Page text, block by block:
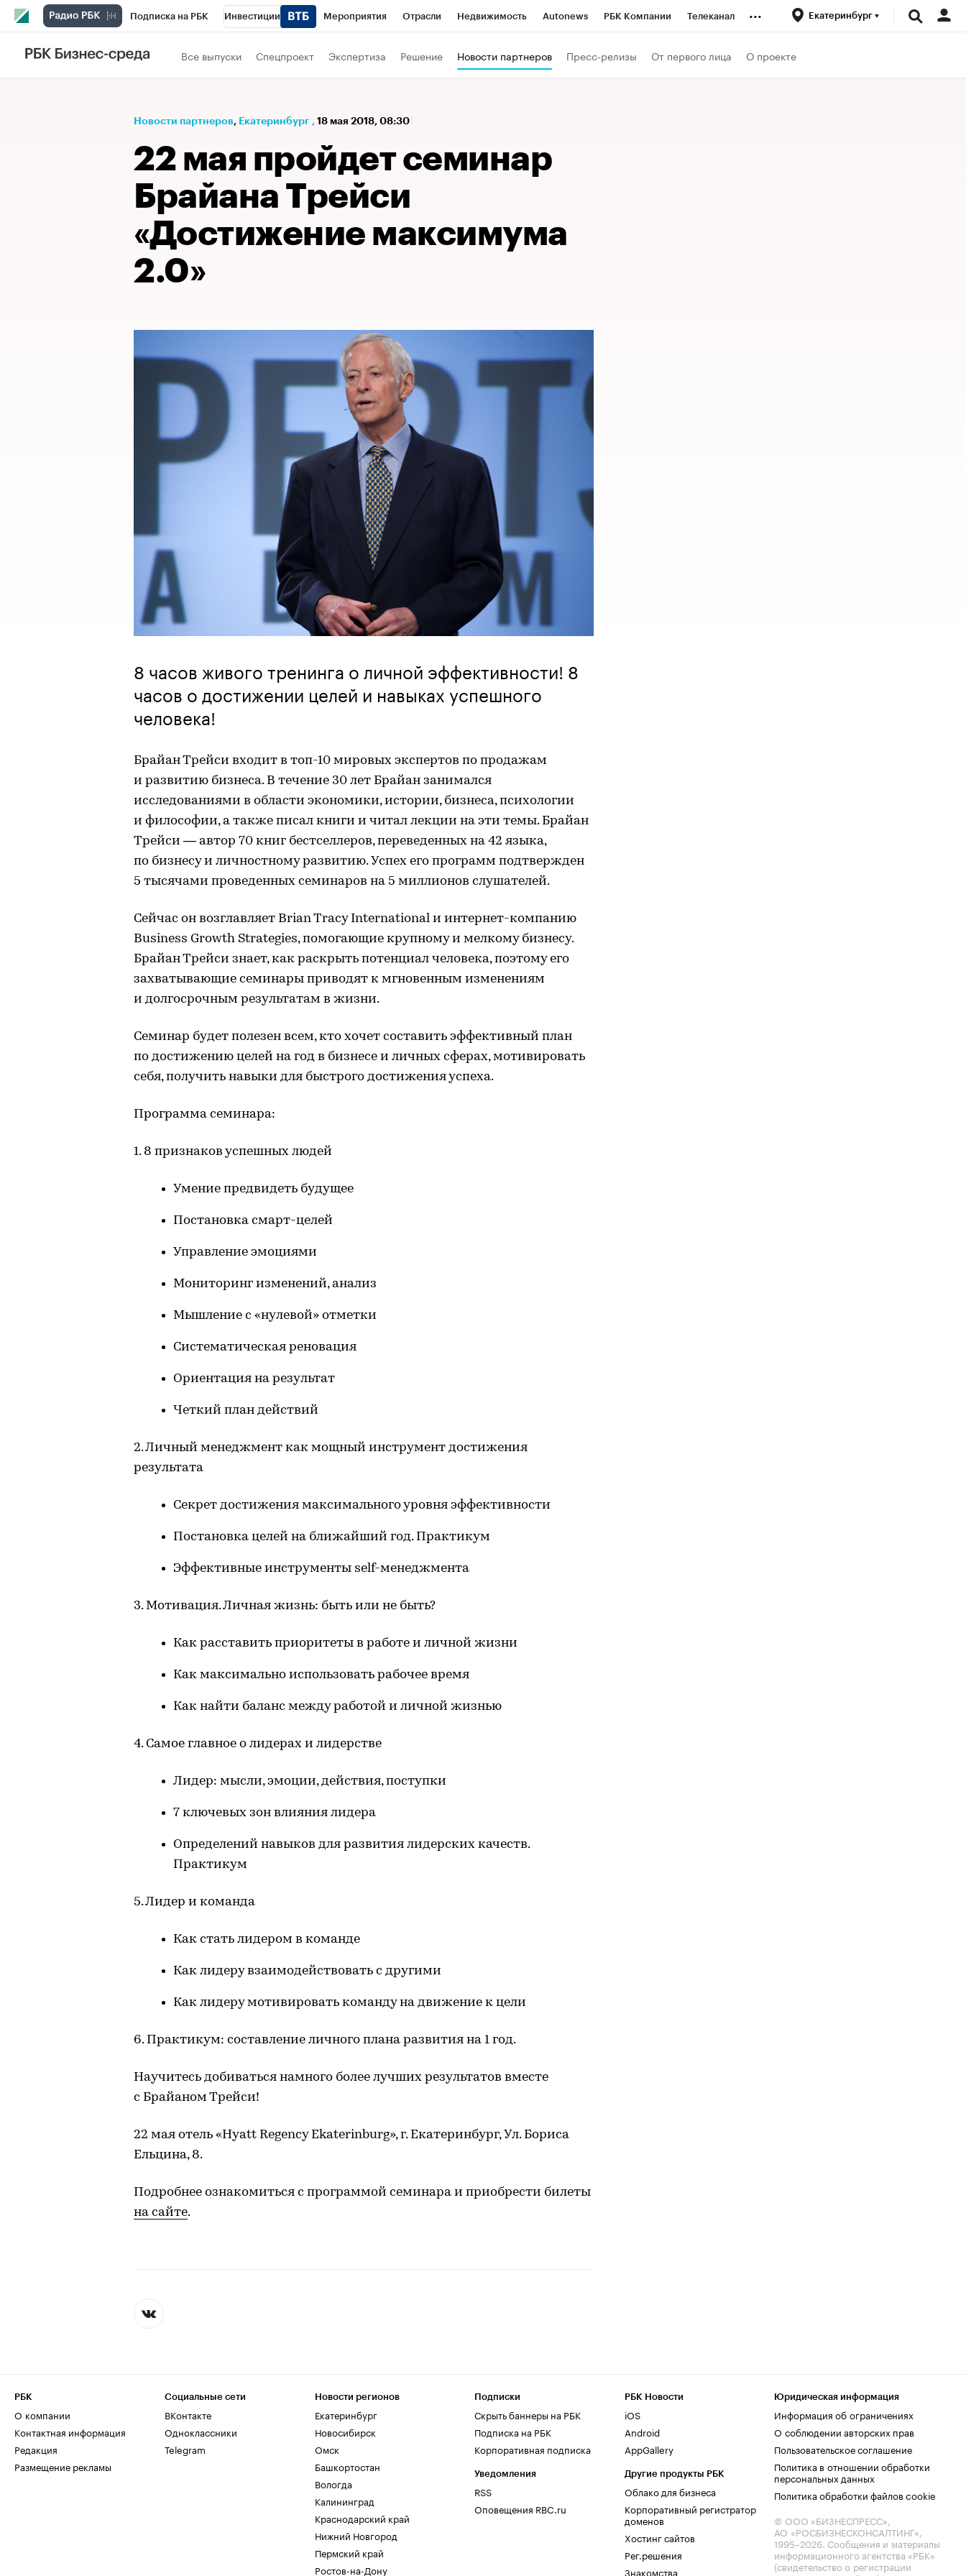
Подписка на РБК Инвестиции Мероприятия Отрасли Недвижимость Autonews РБК Компании Телеканал
РБК Вино
Проверка контрагентов Экономика
... Екатеринбург
Все выпуски Спецпроект Экспертиза Решение Новости партнеров Пресс-релизы От первого лица О проекте
Новости партнеров⁠, Екатеринбург , 18 мая 2018, 08:30
22 мая пройдет семинар
Брайана Трейси
«Достижение максимума
2.0»
8 часов живого тренинга о личной эффективности! 8
часов о достижении целей и навыках успешного
человека!
Брайан Трейси входит в топ-10 мировых экспертов по продажам
и развитию бизнеса. В течение 30 лет Брайан занимался
исследованиями в области экономики, истории, бизнеса, психологии
и философии, а также писал книги и читал лекции на эти темы. Брайан
Трейси — автор 70 книг бестселлеров, переведенных на 42 языка,
по бизнесу и личностному развитию. Успех его программ подтвержден
5 тысячами проведенных семинаров на 5 миллионов слушателей.
Сейчас он возглавляет Brian Tracy International и интернет-компанию
Business Growth Strategies, помогающие крупному и мелкому бизнесу.
Брайан Трейси знает, как раскрыть потенциал человека, поэтому его
захватывающие семинары приводят к мгновенным изменениям
и долгосрочным результатам в жизни.
Семинар будет полезен всем, кто хочет составить эффективный план
по достижению целей на год в бизнесе и личных сферах, мотивировать
себя, получить навыки для быстрого достижения успеха.
Программа семинара:
1. 8 признаков успешных людей
Умение предвидеть будущее
Постановка смарт-целей
Управление эмоциями
Мониторинг изменений, анализ
Мышление с «нулевой» отметки
Систематическая реновация
Ориентация на результат
Четкий план действий
2. Личный менеджмент как мощный инструмент достижения
результата
Секрет достижения максимального уровня эффективности
Постановка целей на ближайший год. Практикум
Эффективные инструменты self-менеджмента
3. Мотивация. Личная жизнь: быть или не быть?
Как расставить приоритеты в работе и личной жизни
Как максимально использовать рабочее время
Как найти баланс между работой и личной жизнью
4. Самое главное о лидерах и лидерстве
Лидер: мысли, эмоции, действия, поступки
7 ключевых зон влияния лидера
Определений навыков для развития лидерских качеств.
Практикум
5. Лидер и команда
Как стать лидером в команде
Как лидеру взаимодействовать с другими
Как лидеру мотивировать команду на движение к цели
6. Практикум: составление личного плана развития на 1 год.
Научитесь добиваться намного более лучших результатов вместе
с Брайаном Трейси!
22 мая отель «Hyatt Regency Ekaterinburg», г. Екатеринбург, Ул. Бориса
Ельцина, 8.
Подробнее ознакомиться с программой семинара и приобрести билеты
на сайте.
РБК
О компании
Контактная информация
Редакция
Размещение рекламы
Социальные сети
ВКонтакте
Одноклассники
Telegram
Новости регионов
Екатеринбург
Новосибирск
Омск
Башкортостан
Вологда
Калининград
Краснодарский край
Нижний Новгород
Пермский край
Ростов-на-Дону
Подписки
Скрыть баннеры на РБК
Подписка на РБК
Корпоративная подписка
Уведомления
RSS
Оповещения RBC.ru
РБК Новости
iOS
Android
AppGallery
Другие продукты РБК
Облако для бизнеса
Корпоративный регистратор
доменов
Хостинг сайтов
Рег.решения
Знакомства
Юридическая информация
Информация об ограничениях
О соблюдении авторских прав
Пользовательское соглашение
Политика в отношении обработки
персональных данных
Политика обработки файлов cookie
© ООО «БИЗНЕСПРЕСС»,
АО «РОСБИЗНЕСКОНСАЛТИНГ»,
1995–2026. Сообщения и материалы
информационного агентства «РБК»
(свидетельство о регистрации